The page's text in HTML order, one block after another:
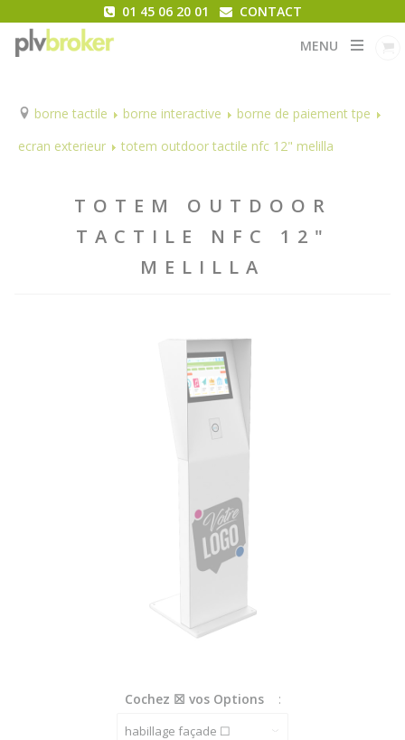
MENU
borne tactile borne interactive
borne de paiement tpe
ecran exterieur
totem outdoor tactile nfc 12" melilla
01 45 06 20 01 CONTACT
TOTEM OUTDOOR
TACTILE NFC 12"
MELILLA
Cochez ☒ vos Options :